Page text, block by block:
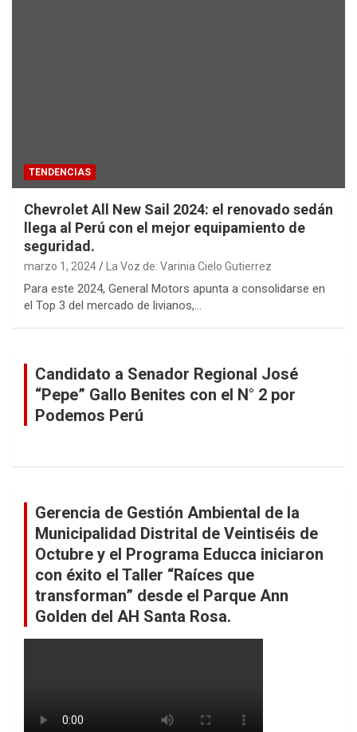
TENDENCIAS
Chevrolet All New Sail 2024: el renovado sedán
llega al Perú con el mejor equipamiento de
seguridad.
marzo 1, 2024 La Voz de: Varinia Cielo Gutierrez
Para este 2024, General Motors apunta a consolidarse en
el Top 3 del mercado de livianos,…
Candidato a Senador Regional José
“Pepe” Gallo Benites con el N° 2 por
Podemos Perú
Gerencia de Gestión Ambiental de la
Municipalidad Distrital de Veintiséis de
Octubre y el Programa Educca iniciaron
con éxito el Taller “Raíces que
transforman” desde el Parque Ann
Golden del AH Santa Rosa.